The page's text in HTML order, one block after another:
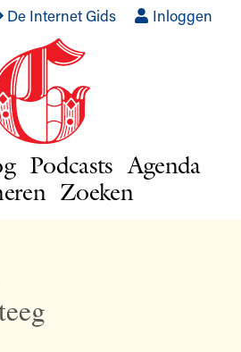
De Internet Gids Inloggen
Podcasts Agenda
Zoeken